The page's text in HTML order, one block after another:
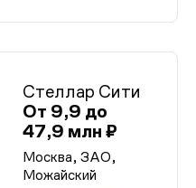
Стеллар Сити
От 9,9 до
47,9 млн ₽
Москва, ЗАО,
Можайский